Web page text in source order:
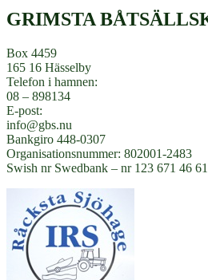
GRIMSTA
Box 4459
165 16 Hässelby
Telefon i hamnen:
08 – 898134
E-post:
info@gbs.nu
Bankgiro 448-0307
Organisationsnummer: 802001-2483
Swish nr Swedbank – nr 123 671 46